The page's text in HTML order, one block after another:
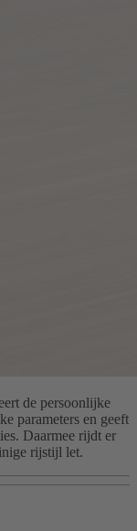
de persoonlijke
parameters en geeft
Daarmee rijdt er
rijstijl let.